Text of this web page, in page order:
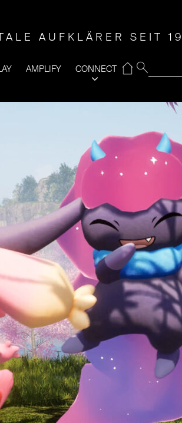
AUFKLÄRER SEIT
AMPLIFY CONNECT
⌂